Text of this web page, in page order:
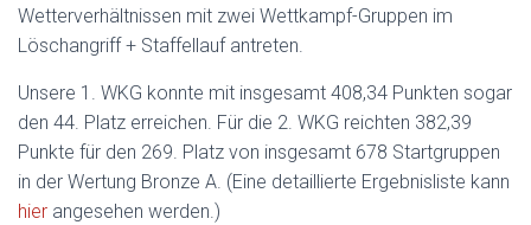
Wetterverhältnissen mit zwei Wettkampf-Gruppen im
Löschangriff + Staffellauf antreten.
Unsere 1. WKG konnte mit insgesamt 408,34 Punkten sogar
den 44. Platz erreichen. Für die 2. WKG reichten 382,39
Punkte für den 269. Platz von insgesamt 678 Startgruppen
in der Wertung Bronze A. (Eine detaillierte Ergebnisliste kann
hier angesehen werden.)